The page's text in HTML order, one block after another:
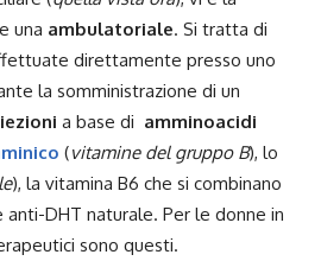
una ambulatoriale. Si tratta di
direttamente presso uno
la somministrazione di un
a base di amminoacidi
(vitamine del gruppo B), lo
), la vitamina B6 che si combinano
anti-DHT naturale. Per le donne in
sono questi.